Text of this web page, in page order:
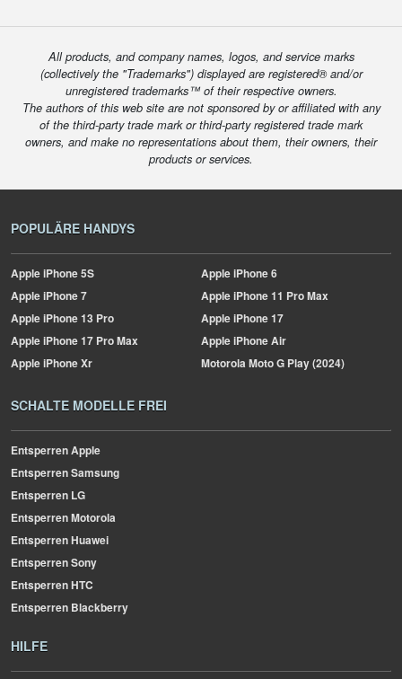
All products, and company names, logos, and service marks
(collectively the "Trademarks") displayed are registered® and/or
unregistered trademarks™ of their respective owners.
The authors of this web site are not sponsored by or affiliated with any
of the third-party trade mark or third-party registered trade mark
owners, and make no representations about them, their owners, their
products or services.
POPULÄRE HANDYS
AppleiPhone 5S AppleiPhone 6
AppleiPhone 7 AppleiPhone 11 Pro Max
AppleiPhone 13 Pro AppleiPhone 17
AppleiPhone 17 Pro Max AppleiPhone Air
AppleiPhone Xr MotorolaMoto G Play (2024)
SCHALTE MODELLE FREI
Entsperren Apple
Entsperren Samsung
Entsperren LG
Entsperren Motorola
Entsperren Huawei
Entsperren Sony
Entsperren HTC
Entsperren Blackberry
HILFE